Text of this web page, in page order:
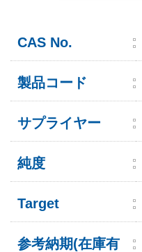
CAS No.
製品コード
サプライヤー
純度
Target
参考納期(在庫有